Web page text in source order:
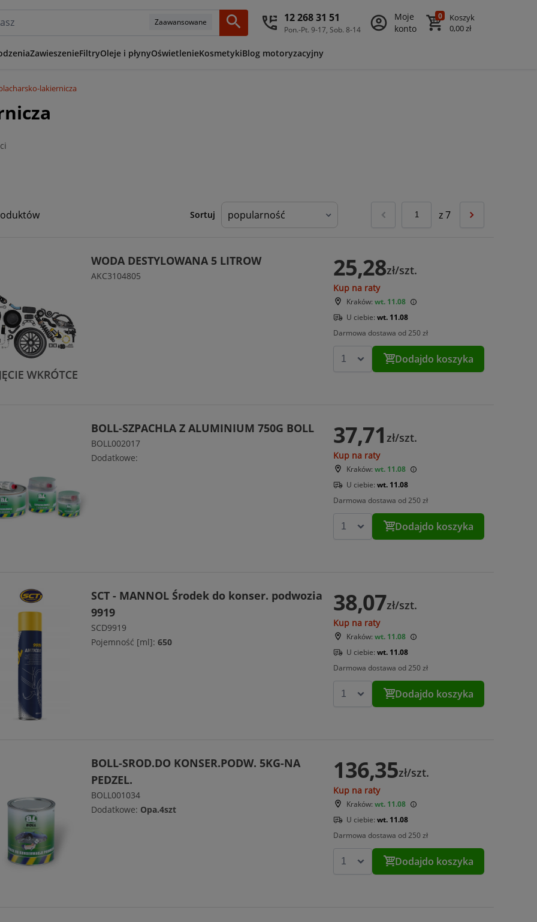
Zaawansowane 12 268 31 51
Pon.-Pt. 9-17, Sob. 8-14
Moje
konto
0
Koszyk
0,00 zł
ZawieszenieFiltryOleje i płynyOświetlenieKosmetykiBlog motoryzacyjny
lakiernicza
Sortuj z7
WODA DESTYLOWANA 5 LITROW
AKC3104805 25,28zł/szt.
Kup na raty
Kraków: wt. 11.08
U ciebie: wt. 11.08
Darmowa dostawa od 250 zł
Dodajdo koszyka
BOLL-SZPACHLA Z ALUMINIUM 750G BOLL
BOLL002017
Dodatkowe:
37,71 zł/szt.
Kup na raty
Kraków: wt. 11.08
U ciebie: wt. 11.08
Darmowa dostawa od 250 zł
Dodajdo koszyka
SCT - MANNOL Środek do konser. podwozia
9919
SCD9919
Pojemność [ml]: 650
38,07zł/szt.
Kup na raty
Kraków: wt. 11.08
U ciebie: wt. 11.08
Darmowa dostawa od 250 zł
Dodajdo koszyka
BOLL-SROD.DO KONSER.PODW. 5KG-NA
PEDZEL.
BOLL001034
Dodatkowe: Opa.4szt
136,35zł/szt.
Kup na raty
Kraków: wt. 11.08
U ciebie: wt. 11.08
Darmowa dostawa od 250 zł
Dodajdo koszyka